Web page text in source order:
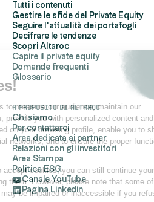
Hi, it's us...
the Cookies!
Altaroc uses cookies to measure our
relationship with you, provide you with
advertisements based on your browsing
content on your social networks, and to
of its site.
If you do not wish to accept cookies,
navigation by refusing them. However,
site's functionalities may be impaired or
Tutti i contenuti
Gestire le sfide del Private Equity
Seguire l'attualità dei portafogli
Decifrare le tendenze
Scopri Altaroc
Capire il private equity
Domande frequenti
Glossario
A proposito di Altaroc
Chi siamo
Per contattarci
Area dedicata ai partner
Relazioni con gli investitori
Area Stampa
Politica ESG
Canale YouTube
Pagina Linkedin